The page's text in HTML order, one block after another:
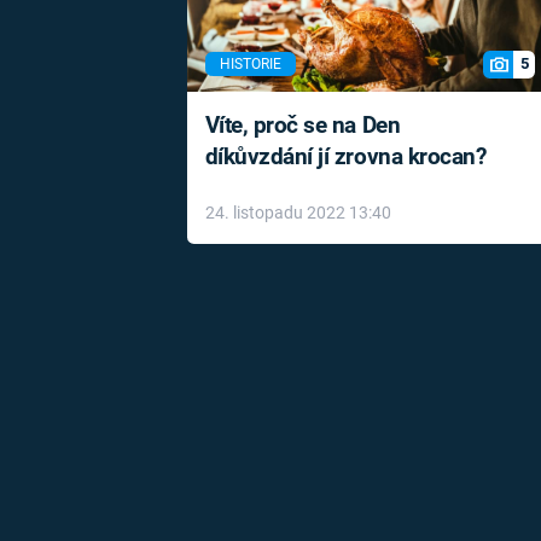
HISTORIE 5
Víte, proč se na Den
díkůvzdání jí zrovna krocan?
24. listopadu 2022 13:40